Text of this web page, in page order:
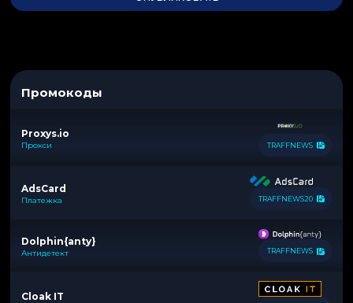
Промокоды
Proxys.io
Прокси TRAFFNEWS
AdsCard
Платежка TRAFFNEWS20
Dolphin{anty}
Антидетект TRAFFNEWS
Cloak IT